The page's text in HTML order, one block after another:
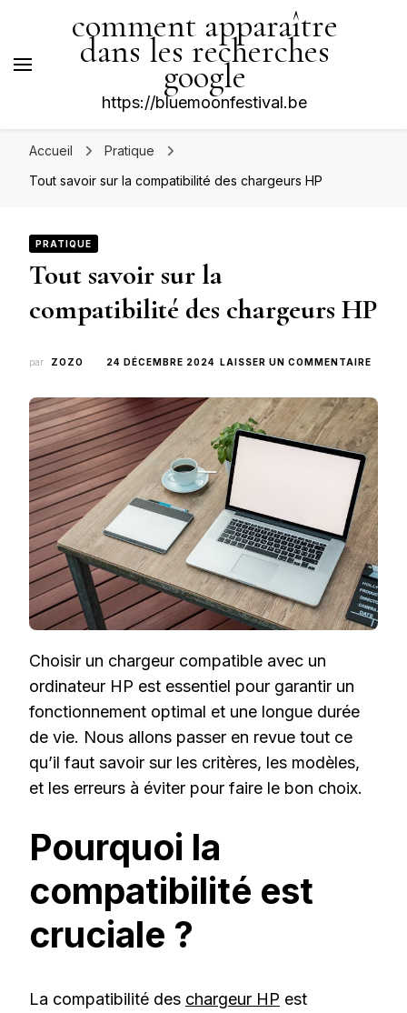
comment apparaître
dans les recherches
google
https://bluemoonfestival.be
Accueil
Pratique
Tout savoir sur la compatibilité des chargeurs HP
PRATIQUE
Tout savoir sur la
compatibilité des chargeurs HP
par ZOZO 24 DÉCEMBRE 2024 LAISSER UN COMMENTAIRE
SUR
LA
DES
HP
Choisir un chargeur compatible avec un
ordinateur HP est essentiel pour garantir un
fonctionnement optimal et une longue durée
de vie. Nous allons passer en revue tout ce
qu’il faut savoir sur les critères, les modèles,
et les erreurs à éviter pour faire le bon choix.
Pourquoi la
compatibilité est
cruciale ?
La compatibilité des chargeur HP est